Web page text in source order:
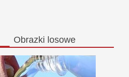
Obrazki losowe